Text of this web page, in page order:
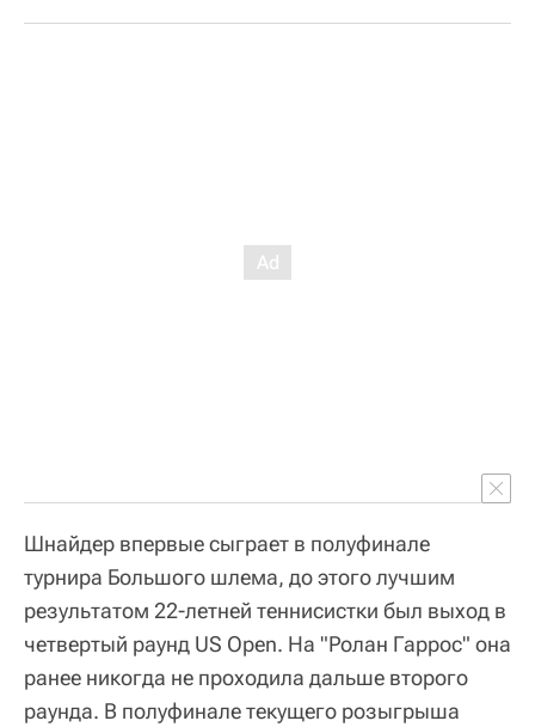
Шнайдер впервые сыграет в полуфинале
турнира Большого шлема, до этого лучшим
результатом 22-летней теннисистки был выход в
четвертый раунд US Open. На "Ролан Гаррос" она
ранее никогда не проходила дальше второго
раунда. В полуфинале текущего розыгрыша